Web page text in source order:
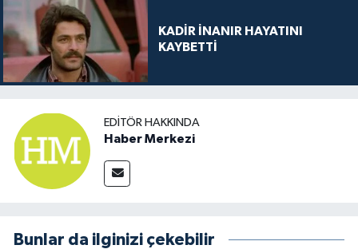
KADİR İNANIR HAYATINI
KAYBETTİ
EDITÖR HAKKINDA
Haber Merkezi
Bunlar da ilginizi çekebilir